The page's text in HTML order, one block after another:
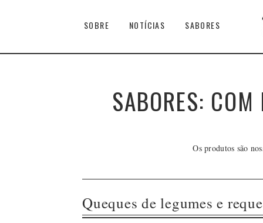
SOBRE NOTÍCIAS SABORES
SABORES:
Os produtos são
Queques de legumes e